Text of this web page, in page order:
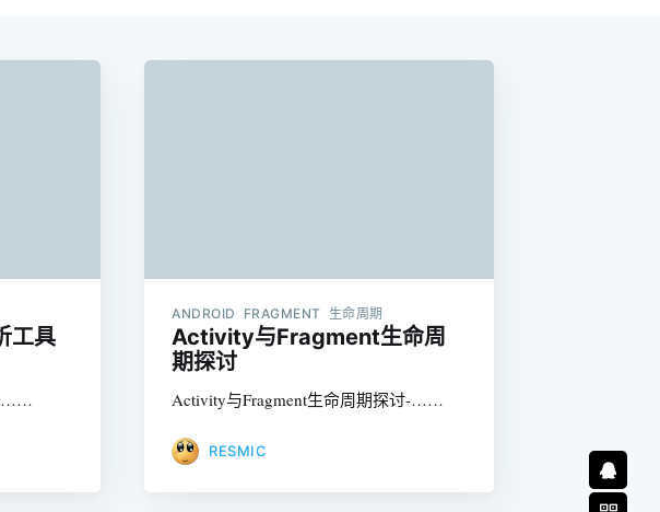
工具
-……
ANDROID FRAGMENT 生命周期
Activity与Fragment生命周
期探讨
Activity与Fragment生命周期探讨-……
RESMIC